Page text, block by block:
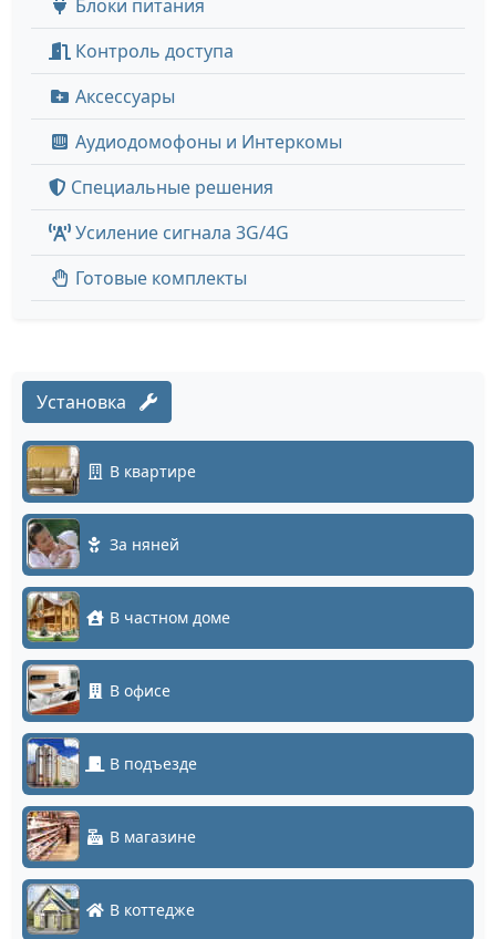
Блоки питания
Контроль доступа
Аксессуары
Аудиодомофоны и Интеркомы
Специальные решения
Усиление сигнала 3G/4G
Готовые комплекты
Установка
В квартире
За няней
В частном доме
В офисе
В подъезде
В магазине
В коттедже